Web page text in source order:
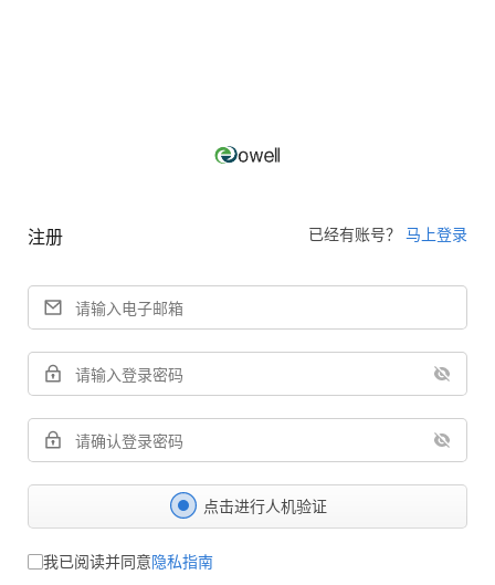
注册 已经有账号？ 马上登录
点击进行人机验证
我已阅读并同意隐私指南